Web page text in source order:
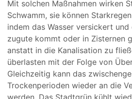
Mit solchen Maßnahmen wirken
Schwamm, sie können
indem das Wasser versickert
zugute kommt oder in Zisternen
anstatt in die Kanalisation zu
überlasten mit der Folge von
Gleichzeitig kann das
Trockenperioden wieder an die
werden. Das Stadtgrün kühlt